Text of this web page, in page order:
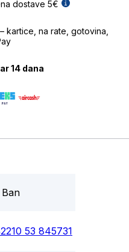
dostave 5€
– kartice, na rate, gotovina,
14 dana
Ban
53 845731